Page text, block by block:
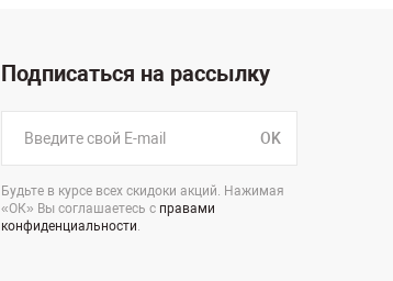
Подписаться на рассылку
OK
Будьте в курсе всех скидоки акций. Нажимая
«ОК» Вы соглашаетесь с правами
конфиденциальности.